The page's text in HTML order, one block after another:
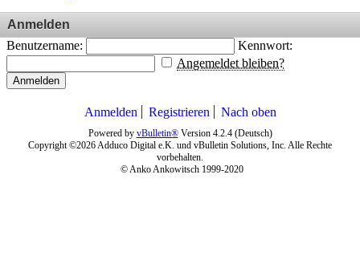
Anmelden
Benutzername:
Kennwort:
Angemeldet bleiben?
Anmelden
Anmelden Registrieren Nach oben
Powered by vBulletin®Version 4.2.4 (Deutsch)
Copyright ©2026 Adduco Digital e.K. und vBulletin Solutions, Inc. Alle Rechte
vorbehalten.
© Anko Ankowitsch 1999-2020